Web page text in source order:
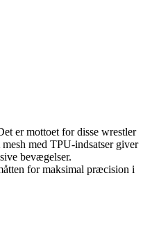
er mottoet for disse wrestler
med TPU-indsatser giver
bevægelser.
for maksimal præcision i